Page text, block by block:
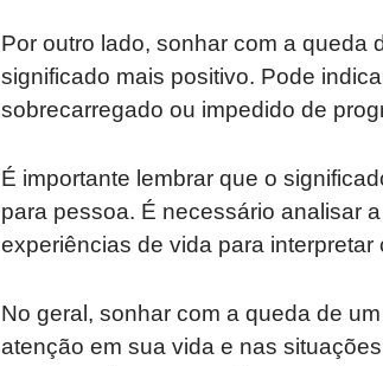
Por outro lado, sonhar com a queda
significado mais positivo. Pode
sobrecarregado ou impedido de
É importante lembrar que o
para pessoa. É necessário analisar
experiências de vida para interpretar
No geral, sonhar com a queda de
atenção em sua vida e nas